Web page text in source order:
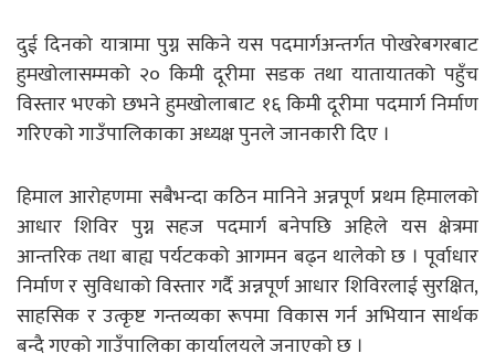
दुई दिनको यात्रामा पुग्न सकिने यस पदमार्गअन्तर्गत पोखरेबगरबाट
हुमखोलासम्मको २० किमी दूरीमा सडक तथा यातायातको पहुँच
विस्तार भएको छभने हुमखोलाबाट १६ किमी दूरीमा पदमार्ग निर्माण
गरिएको गाउँपालिकाका अध्यक्ष पुनले जानकारी दिए ।
हिमाल आरोहणमा सबैभन्दा कठिन मानिने अन्नपूर्ण प्रथम हिमालको
आधार शिविर पुग्न सहज पदमार्ग बनेपछि अहिले यस क्षेत्रमा
आन्तरिक तथा बाह्य पर्यटकको आगमन बढ्न थालेको छ । पूर्वाधार
निर्माण र सुविधाको विस्तार गर्दै अन्नपूर्ण आधार शिविरलाई सुरक्षित,
साहसिक र उत्कृष्ट गन्तव्यका रूपमा विकास गर्न अभियान सार्थक
बन्दै गएको गाउँपालिका कार्यालयले जनाएको छ ।